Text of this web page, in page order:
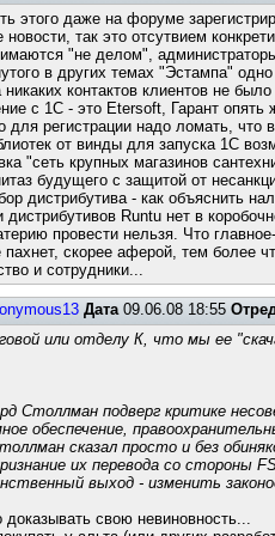
этого даже на форуме
так это отсутвием
"не делом",
в других темах "Эстампа"
контактов клиентов не
с 1С - это Etersoft, Гарант
для регистрации надо ломать,
от винды для запуска 1С
"сеть крупных магазинов
будущего с защитой от
дистрибутива - как объяснить
дистрибутивов Runtu нет в
провести нельзя. Что
пахнет, скорее аферой, тем более
и сотрудники...
Дата09.06.08 18:55
или отделу К, что мы ее
Столлман подверг критике
обеспечение,
сказал просто и без
их перевода со стороны
выход - изменить
свою невиновность...